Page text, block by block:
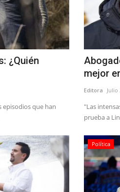
¿Quién
episodios que han
mejor
Editora Julio
"Las
prueba a
Política